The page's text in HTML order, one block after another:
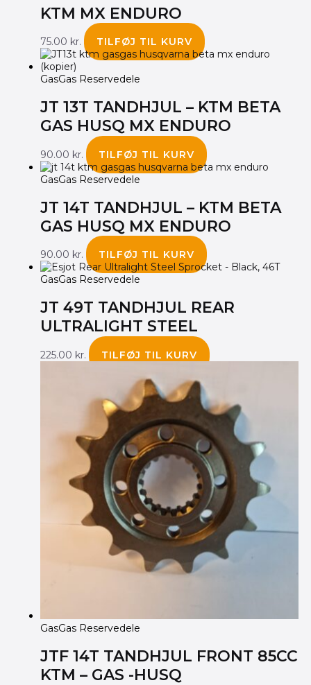
KTM MX ENDURO
75.00 kr. TILFØJ TIL KURV
GasGas Reservedele
JT 13T TANDHJUL – KTM BETA
GAS HUSQ MX ENDURO
90.00 kr.
TILFØJ TIL KURV
GasGas Reservedele
JT 14T TANDHJUL – KTM BETA
GAS HUSQ MX ENDURO
90.00 kr.
TILFØJ TIL KURV
GasGas Reservedele
JT 49T TANDHJUL REAR
ULTRALIGHT STEEL
225.00 kr. TILFØJ TIL KURV
GasGas Reservedele
JTF 14T TANDHJUL FRONT 85CC
KTM – GAS -HUSQ